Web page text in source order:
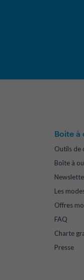
Boite à
Outils de
Boîte à
Les
Offres
FAQ
Charte
Presse